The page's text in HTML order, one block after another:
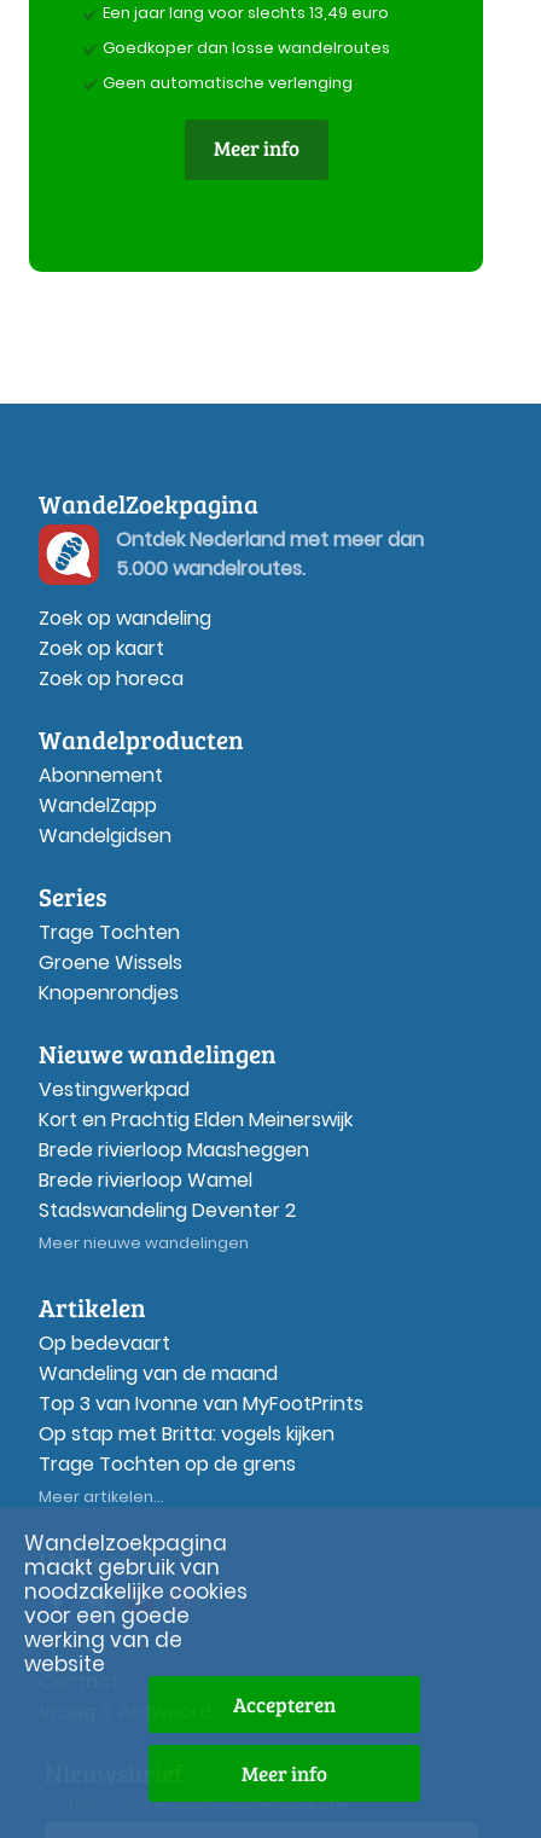
Een jaar lang voor slechts 13,49 euro
Goedkoper dan losse wandelroutes
Geen automatische verlenging
Meer info
WandelZoekpagina
Ontdek Nederland met meer dan
5.000 wandelroutes.
Zoek op wandeling
Zoek op kaart
Zoek op horeca
Wandelproducten
Abonnement
WandelZapp
Wandelgidsen
Series
Trage Tochten
Groene Wissels
Knopenrondjes
Nieuwe wandelingen
Vestingwerkpad
Kort en Prachtig Elden Meinerswijk
Brede rivierloop Maasheggen
Brede rivierloop Wamel
Stadswandeling Deventer 2
Meer nieuwe wandelingen
Artikelen
Op bedevaart
Wandeling van de maand
Top 3 van Ivonne van MyFootPrints
Op stap met Britta: vogels kijken
Trage Tochten op de grens
Meer artikelen...
Volg ons
Ontvang elke maand wandelinspiratie
Wandelzoekpagina
maakt gebruik van
noodzakelijke cookies
voor een goede
werking van de
website
Accepteren
Meer info